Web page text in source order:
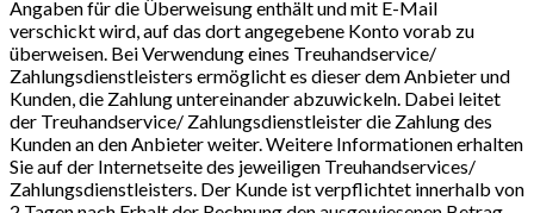
Angaben für die Überweisung enthält und mit E-Mail
verschickt wird, auf das dort angegebene Konto vorab zu
überweisen. Bei Verwendung eines Treuhandservice/
Zahlungsdienstleisters ermöglicht es dieser dem Anbieter und
Kunden, die Zahlung untereinander abzuwickeln. Dabei leitet
der Treuhandservice/ Zahlungsdienstleister die Zahlung des
Kunden an den Anbieter weiter. Weitere Informationen erhalten
Sie auf der Internetseite des jeweiligen Treuhandservices/
Zahlungsdienstleisters. Der Kunde ist verpflichtet innerhalb von